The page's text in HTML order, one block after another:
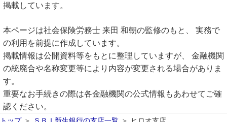
掲載しています。
本ページは社会保険労務士 来田 和朝の監修のもと、 実務で
の利用を前提に作成しています。
掲載情報は公開資料等をもとに整理していますが、 金融機関
の統廃合や名称変更等により内容が変更される場合がありま
す。
重要なお手続きの際は各金融機関の公式情報もあわせてご確
認ください。